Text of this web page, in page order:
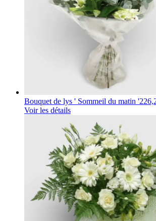
Bouquet de lys ' Sommeil du matin '
Voir les détails